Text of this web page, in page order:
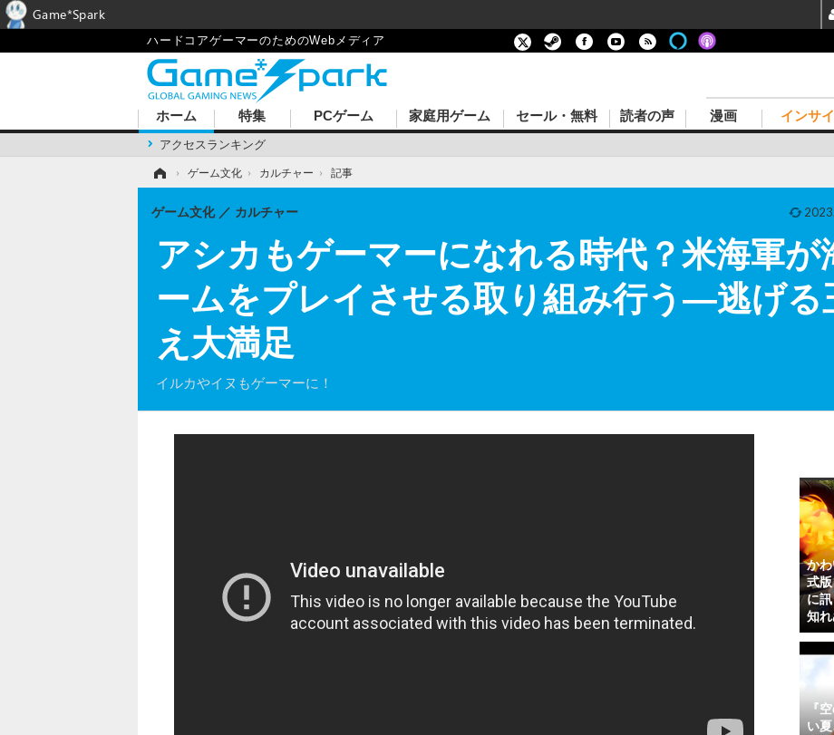
ハードコアゲーマーのためのWebメディア
ホーム
アクセスランキング
特集 PCゲーム 家庭用ゲーム セール・無料 読者の声 漫画 インサ
› ゲーム文化 › カルチャー › 記事
アシカもゲーマーになれる時代？米海軍が
ームをプレイさせる取り組み行う―逃げる
え大満足
イルカやイヌもゲーマーに！
ゲーム文化 カルチャー
か
式
に
知
『
い
Game*Spark